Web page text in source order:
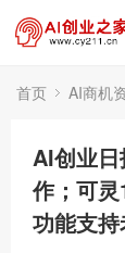
首页 AI商机
AI创业
作；可
功能支